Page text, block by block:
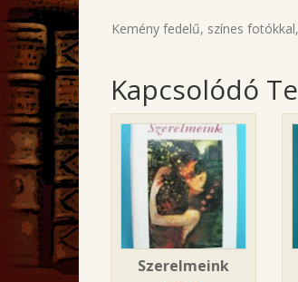
Kemény fedelű, színes
Kapcsolódó
Szerelmeink